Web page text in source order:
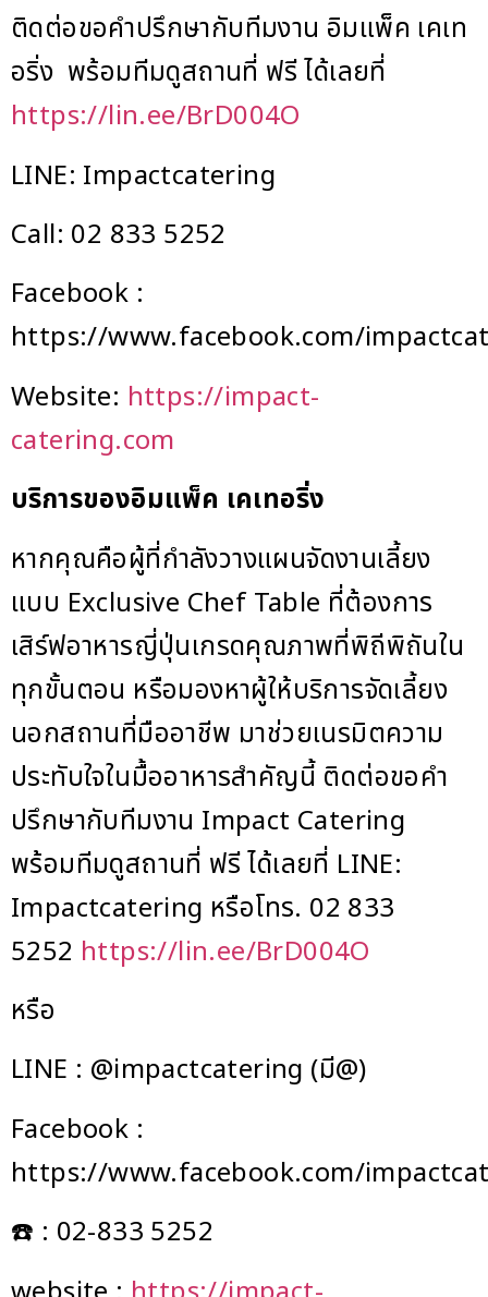
ติดต่อขอคำปรึกษากับทีมงาน อิมแพ็ค เคเท
อริ่ง พร้อมทีมดูสถานที่ ฟรี ได้เลยที่
https://lin.ee/BrD004O
LINE: Impactcatering
Call: 02 833 5252
Facebook :
https://www.facebook.com/
Website: https://impact-
catering.com
บริการของอิมแพ็ค เคเทอริ่ง
หากคุณคือผู้ที่กำลังวางแผนจัดงานเลี้ยง
แบบ Exclusive Chef Table ที่ต้องการ
เสิร์ฟอาหารญี่ปุ่นเกรดคุณภาพที่พิถีพิถันใน
ทุกขั้นตอน หรือมองหาผู้ให้บริการจัดเลี้ยง
นอกสถานที่มืออาชีพ มาช่วยเนรมิตความ
ประทับใจในมื้ออาหารสำคัญนี้ ติดต่อขอคำ
ปรึกษากับทีมงาน Impact Catering
พร้อมทีมดูสถานที่ ฟรี ได้เลยที่ LINE:
Impactcatering หรือโทร. 02 833
5252 https://lin.ee/BrD004O
หรือ
LINE : @impactcatering (มี@)
Facebook :
https://www.facebook.com/
☎️ : 02-833 5252